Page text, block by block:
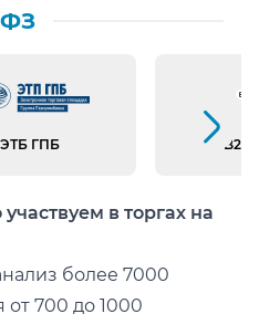
ФЗ
ЭТБ ГПБ B2B
Следующий слайд
в торгах на
более 7000
от 700 до 1000